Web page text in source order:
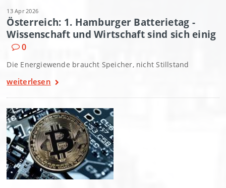
13 Apr 2026
Österreich: 1. Hamburger Batterietag -
Wissenschaft und Wirtschaft sind sich einig
0
Die Energiewende braucht Speicher, nicht Stillstand
weiterlesen